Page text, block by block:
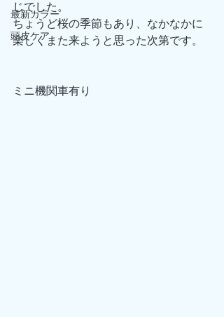
最新カラー
頭皮ケア
じでした。
ちょうど桜の季節もあり、なかなかに
楽しくまた来ようと思った次第です。
ミニ機関車有り